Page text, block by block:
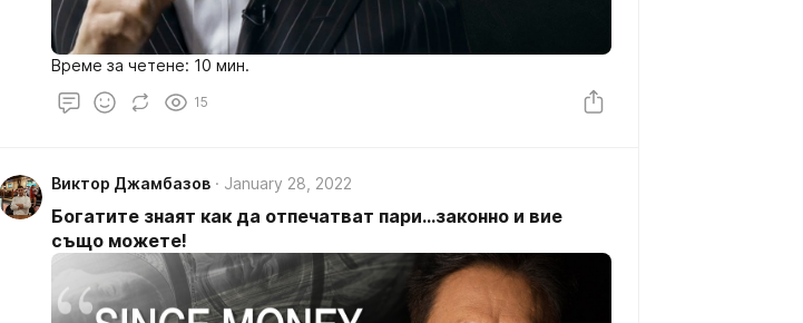
Време за четене: 10 мин.
15
Виктор Джамбазов January 28, 2022
Богатите знаят как да отпечатват пари...законно и вие
също можете!